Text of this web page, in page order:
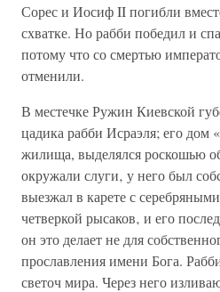
Сорес и Иосиф II погибли
схватке. Но рабби победил и
потому что со смертью
отменили.
В местечке Ружин Киевской
цадика рабби Исраэля; его дом
жилища, выделялся роскошью
окружали слуги‚ у него был
выезжал в карете с
четверкой рысаков‚ и его
он это делает не для
прославления имени Бога.
светоч мира. Через него